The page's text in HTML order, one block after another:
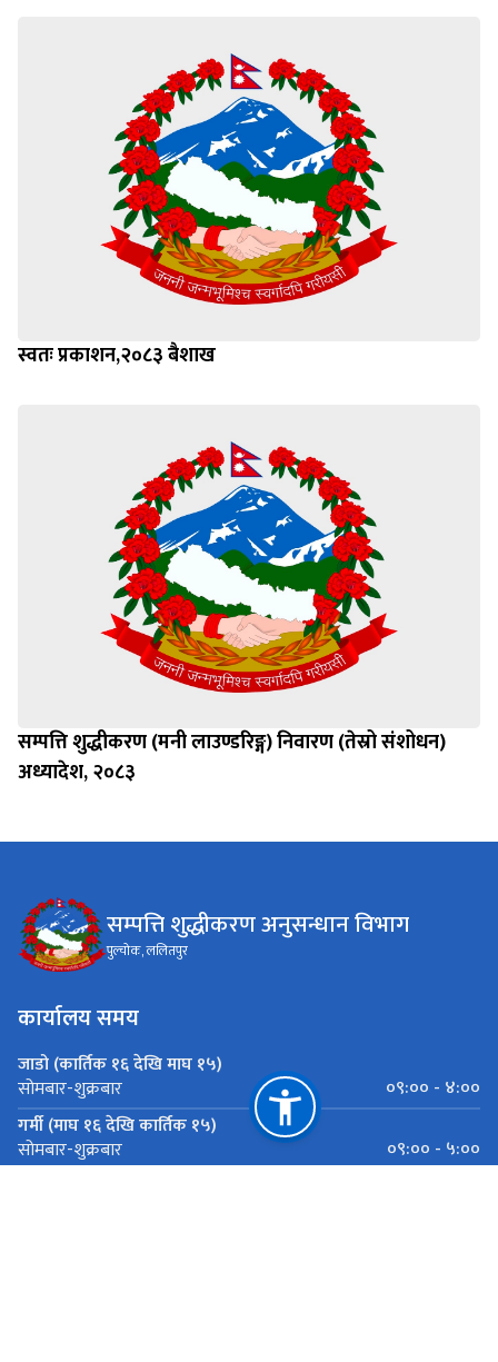
स्वतः प्रकाशन,२०८३ बैशाख
सम्पत्ति शुद्धीकरण (मनी लाउण्डरिङ्ग) निवारण (तेस्रो संशोधन)
अध्यादेश, २०८३
सम्पत्ति शुद्धीकरण अनुसन्धान विभाग
पुल्चोक, ललितपुर
कार्यालय समय
जाडो (कार्तिक १६ देखि माघ १५)
सोमबार-शुक्रबार
०९:०० - ४:००
गर्मी (माघ १६ देखि कार्तिक १५)
सोमबार-शुक्रबार ०९:०० - ५:००